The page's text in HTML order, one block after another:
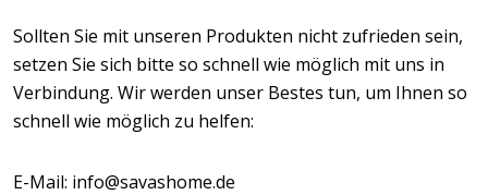
Sollten Sie mit unseren Produkten nicht zufrieden sein,
setzen Sie sich bitte so schnell wie möglich mit uns in
Verbindung. Wir werden unser Bestes tun, um Ihnen so
schnell wie möglich zu helfen:
E-Mail: info@savashome.de